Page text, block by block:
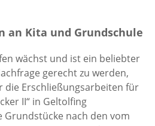
an Kita und Grundschule
wächst und ist ein beliebter
gerecht zu werden,
die Erschließungsarbeiten für
II“ in Geltolfing
Grundstücke nach den vom